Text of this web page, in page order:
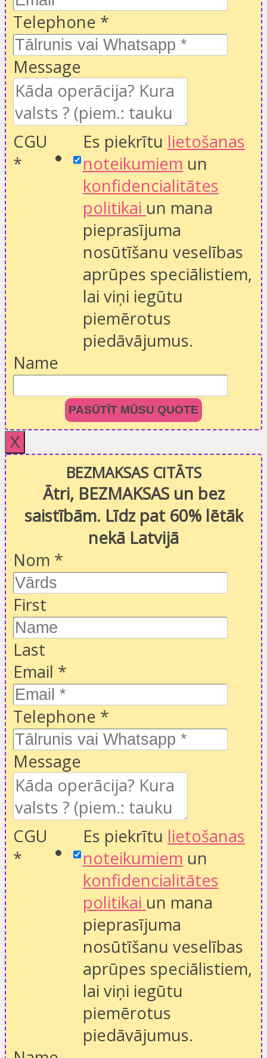
Telephone *
Message
CGU
*
Es piekrītu lietošanas
noteikumiem un
konfidencialitātes
politikai un mana
pieprasījuma
nosūtīšanu veselības
aprūpes speciālistiem,
lai viņi iegūtu
piemērotus
piedāvājumus.
Name
PASŪTĪT MŪSU QUOTE
X
BEZMAKSAS CITĀTS
Ātri, BEZMAKSAS un bez
saistībām. Līdz pat 60% lētāk
nekā Latvijā
Nom *
First
Last
Email *
Telephone *
Message
CGU
*
Es piekrītu lietošanas
noteikumiem un
konfidencialitātes
politikai un mana
pieprasījuma
nosūtīšanu veselības
aprūpes speciālistiem,
lai viņi iegūtu
piemērotus
piedāvājumus.